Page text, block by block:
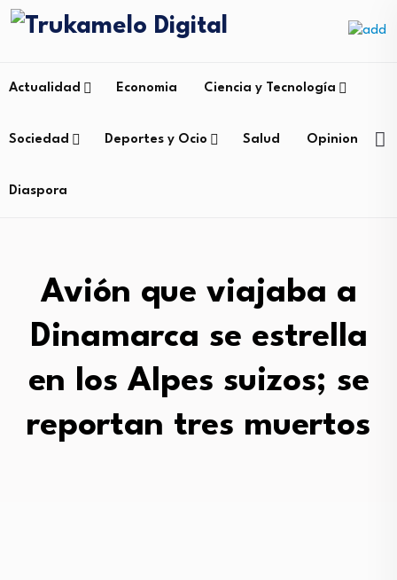
Actualidad Economia Ciencia y Tecnología
Sociedad Deportes y Ocio Salud Opinion
Diaspora
Avión que viajaba a
Dinamarca se estrella
en los Alpes suizos; se
reportan tres muertos